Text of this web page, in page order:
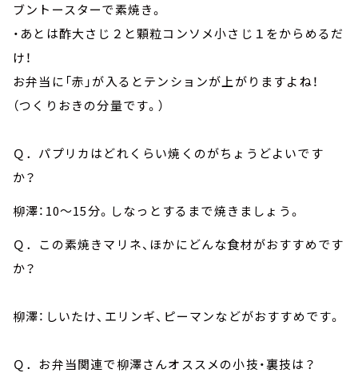
ブントースターで素焼き。
・あとは酢大さじ２と顆粒コンソメ小さじ１をからめるだ
け！
お弁当に「赤」が入るとテンションが上がりますよね！
（つくりおきの分量です。）
Ｑ．パプリカはどれくらい焼くのがちょうどよいです
か？
柳澤：10～15分。しなっとするまで焼きましょう。
Ｑ．この素焼きマリネ、ほかにどんな食材がおすすめです
か？
柳澤：しいたけ、エリンギ、ピーマンなどがおすすめです。
Ｑ．お弁当関連で柳澤さんオススメの小技・裏技は？